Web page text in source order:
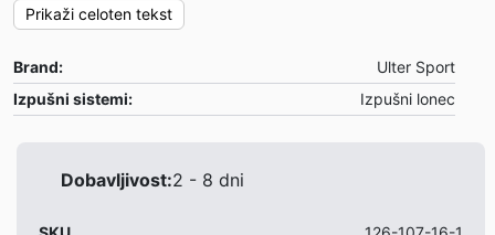
Subaru Impreza GT
– motor: 2.0T 160kW
Opombe:
Prikaži celoten tekst
Brand:
Ulter Sport
Izpušni sistemi:
Izpušni lonec
Dobavljivost:2 - 8 dni